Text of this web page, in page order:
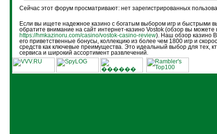
Сейчас этот форум просматривают: нет зарегистрированных
Если вы ищете надежное казино с богатым выбором игр и быстрыми
обратите внимание на сайт интернет-казино Vostok (обзор вы можете
https://hmkazinoru.com/casino/vostok-casino-review). Наш обзор казино
его приветственные бонусы, коллекцию из более чем 1800 игр и
средств как ключевые преимущества. Это идеальный выбор для тех,
сервиса и широкий ассортимент развлечений.